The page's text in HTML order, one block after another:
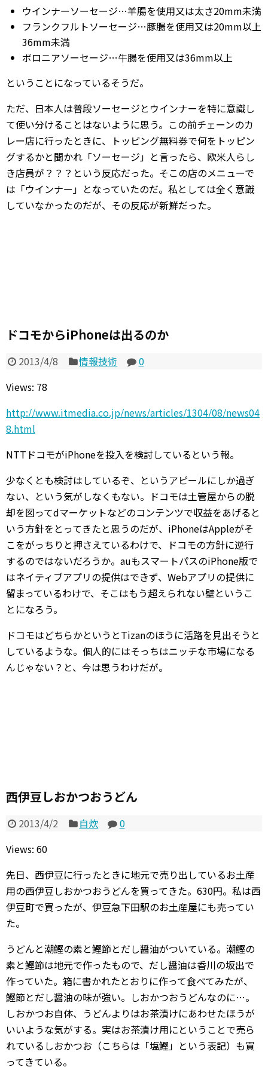
ウインナーソーセージ…羊腸を使用又は太さ20mm未満
フランクフルトソーセージ…豚腸を使用又は20mm以上
36mm未満
ボロニアソーセージ…牛腸を使用又は36mm以上
ということになっているそうだ。
ただ、日本人は普段ソーセージとウインナーを特に意識し
て使い分けることはないように思う。この前チェーンのカ
レー店に行ったときに、トッピング無料券で何をトッピン
グするかと聞かれ「ソーセージ」と言ったら、欧米人らし
き店員が？？？という反応だった。そこの店のメニューで
は「ウインナー」となっていたのだ。私としては全く意識
していなかったのだが、その反応が新鮮だった。
ドコモからiPhoneは出るのか
2013/4/8 情報技術
0
Views: 78
http://www.itmedia.co.jp/news/articles/1304/08/news04
8.html
NTTドコモがiPhoneを投入を検討しているという報。
少なくとも検討はしているぞ、というアピールにしか過ぎ
ない、という気がしなくもない。ドコモは土管屋からの脱
却を図ってdマーケットなどのコンテンツで収益をあげると
いう方針をとってきたと思うのだが、iPhoneはAppleがそ
こをがっちりと押さえているわけで、ドコモの方針に逆行
するのではないだろうか。auもスマートパスのiPhone版で
はネイティブアプリの提供はできず、Webアプリの提供に
留まっているわけで、そこはもう超えられない壁というこ
とになろう。
ドコモはどちらかというとTizanのほうに活路を見出そうと
しているような。個人的にはそっちはニッチな市場になる
んじゃない？と、今は思うわけだが。
西伊豆しおかつおうどん
2013/4/2 自炊
0
Views: 60
先日、西伊豆に行ったときに地元で売り出しているお土産
用の西伊豆しおかつおうどんを買ってきた。630円。私は西
伊豆町で買ったが、伊豆急下田駅のお土産屋にも売ってい
た。
うどんと潮鰹の素と鰹節とだし醤油がついている。潮鰹の
素と鰹節は地元で作ったもので、だし醤油は香川の坂出で
作っていた。箱に書かれたとおりに作って食べてみたが、
鰹節とだし醤油の味が強い。しおかつおうどんなのに…。
しおかつお自体、うどんよりはお茶漬けにあわせたほうが
いいような気がする。実はお茶漬け用にということで売ら
れているしおかつお（こちらは「塩鰹」という表記）も買
ってきている。